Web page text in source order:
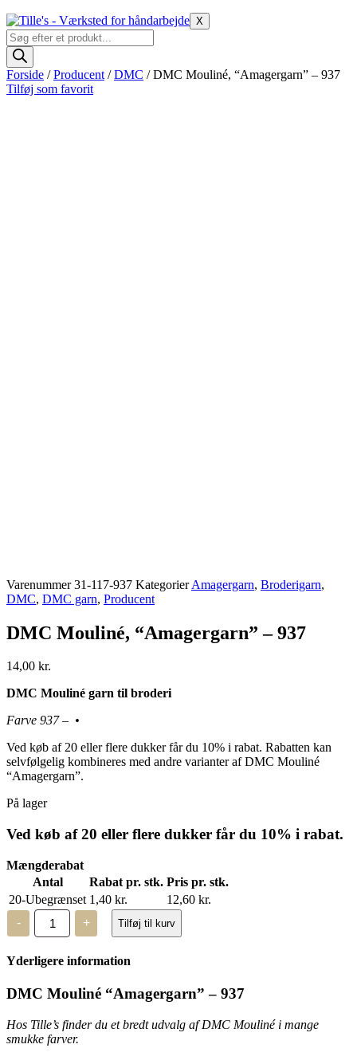
X
Products
search
Forside /Producent /DMC / DMC Mouliné, “Amagergarn” – 937
Tilføj som favorit
Varenummer31-117-937 Kategorier Amagergarn, Broderigarn,
DMC, DMC garn, Producent
DMC Mouliné, “Amagergarn” – 937
14,00 kr.
DMC Mouliné garn til broderi
Farve 937 – •
Ved køb af 20 eller flere dukker får du 10% i rabat. Rabatten kan
selvfølgelig kombineres med andre varianter af DMC Mouliné
“Amagergarn”.
På lager
Ved køb af 20 eller flere dukker får du 10% i rabat.
Mængderabat
Antal
Rabat pr. stk. Pris pr. stk.
20-Ubegrænset 1,40 kr. 12,60 kr.
-
DMC
Mouliné,
“Amagergarn”
–
937
+ Tilføj til kurv
Yderligere information
DMC Mouliné “Amagergarn” – 937
Hos Tille’s finder du et bredt udvalg af DMC Mouliné i mange
smukke farver.